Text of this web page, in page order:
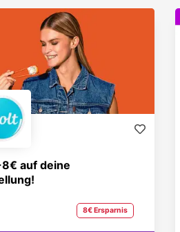
auf deine
8€ Ersparnis